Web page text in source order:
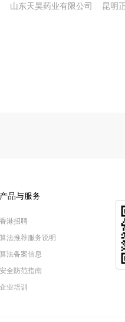
山东天昊药业有限公司 昆明